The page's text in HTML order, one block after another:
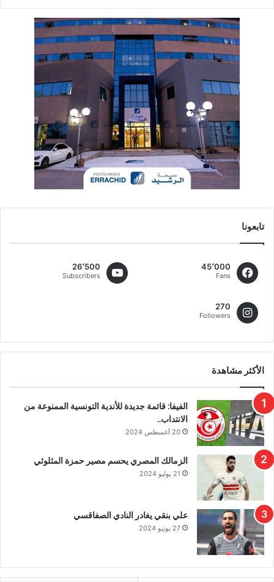
تابعونا
45٬000
Fans
26٬500
Subscribers
270
Followers
الأكثر مشاهدة
الفيفا: قائمة جديدة للأندية التونسية الممنوعة من
الانتداب..
20 أغسطس 2024
الزمالك المصري يحسم مصير حمزة المثلوثي
21 يوليو 2024
علي بنقي يغادر النادي الصفاقسي
27 يونيو 2024